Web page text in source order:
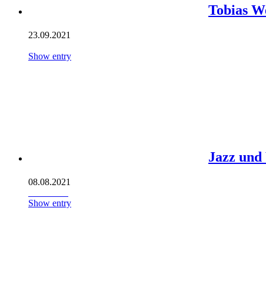
Tobias
23.09.2021
Show entry
Jazz und
08.08.2021
Show entry